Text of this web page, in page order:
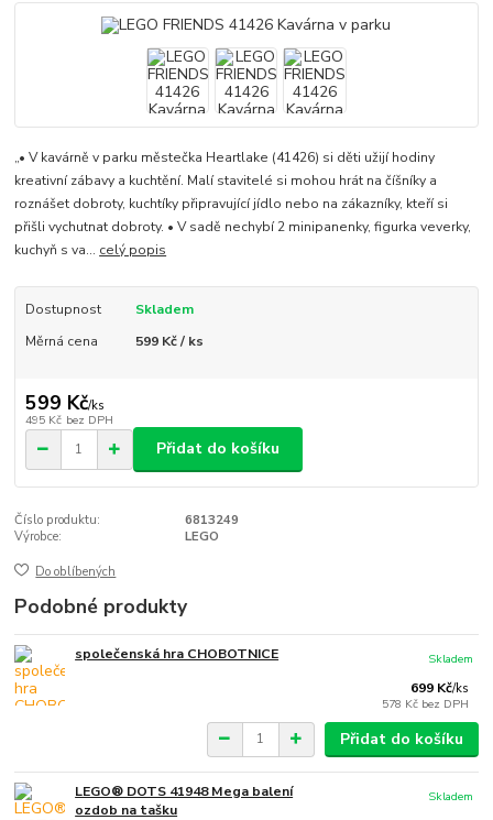
„• V kavárně v parku městečka Heartlake (41426) si děti užijí hodiny
kreativní zábavy a kuchtění. Malí stavitelé si mohou hrát na číšníky a
roznášet dobroty, kuchtíky připravující jídlo nebo na zákazníky, kteří si
přišli vychutnat dobroty. • V sadě nechybí 2 minipanenky, figurka veverky,
kuchyň s va... celý popis
Dostupnost
Skladem
Měrná cena
599 Kč / ks
599 Kč/ks
495 Kč bez DPH
Přidat do košíku
Číslo produktu:
6813249
Výrobce:
LEGO
Do oblíbených
Podobné produkty
společenská hra CHOBOTNICE
699 Kč/ks
578 Kč bez DPH
Skladem
Přidat do košíku
LEGO® DOTS 41948 Mega balení
ozdob na tašku
Skladem